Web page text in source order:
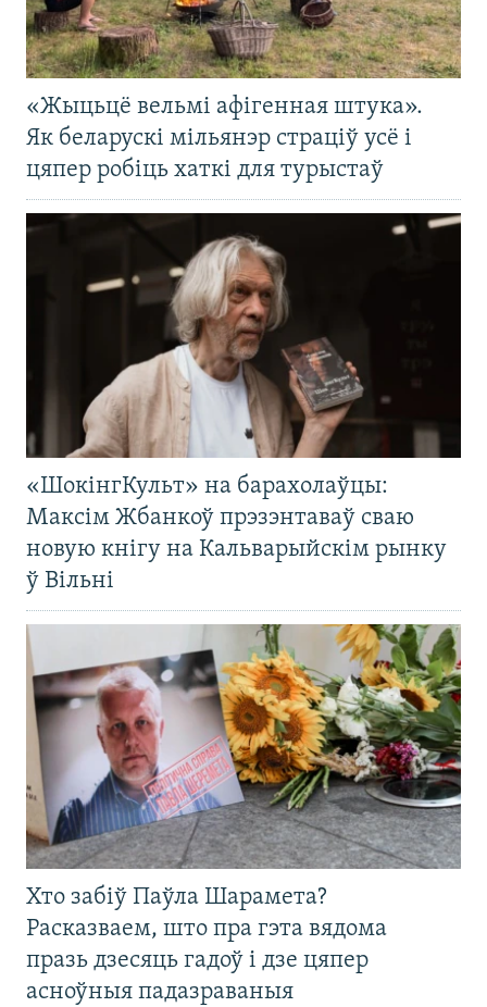
«Жыцьцё вельмі афігенная штука».
Як беларускі мільянэр страціў усё і
цяпер робіць хаткі для турыстаў
«ШокінгКульт» на барахолаўцы:
Максім Жбанкоў прэзэнтаваў сваю
новую кнігу на Кальварыйскім рынку
ў Вільні
Хто забіў Паўла Шарамета?
Расказваем, што пра гэта вядома
празь дзесяць гадоў і дзе цяпер
асноўныя падазраваныя